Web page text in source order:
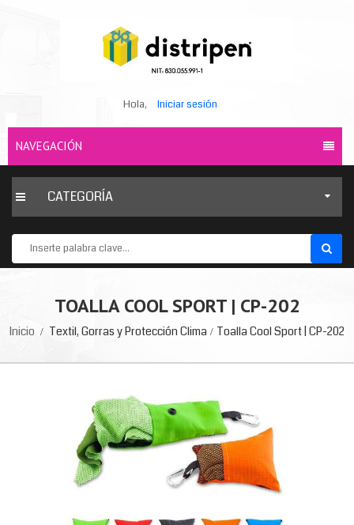
Hola, Iniciar sesión
NAVEGACIÓN
CATEGORÍA
TOALLA COOL SPORT | CP-202
Inicio Textil, Gorras y Protección Clima Toalla Cool Sport | CP-202